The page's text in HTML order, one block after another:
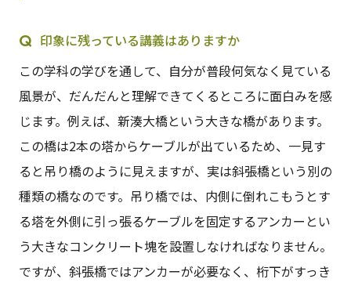
印象に残っている講義はありますか
この学科の学びを通して、自分が普段何気なく見ている
風景が、だんだんと理解できてくるところに面白みを感
じます。例えば、新湊大橋という大きな橋があります。
この橋は2本の塔からケーブルが出ているため、一見す
ると吊り橋のように見えますが、実は斜張橋という別の
種類の橋なのです。吊り橋では、内側に倒れこもうとす
る塔を外側に引っ張るケーブルを固定するアンカーとい
う大きなコンクリート塊を設置しなければなりません。
ですが、斜張橋ではアンカーが必要なく、桁下がすっき